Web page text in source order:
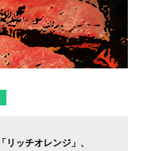
ッチオレンジ」